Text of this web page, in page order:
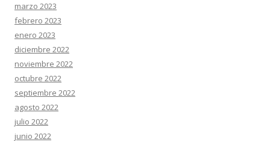
marzo 2023
febrero 2023
enero 2023
diciembre 2022
noviembre 2022
octubre 2022
septiembre 2022
agosto 2022
julio 2022
junio 2022